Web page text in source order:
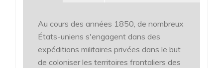
Au cours des années 1850, de nombreux
États-uniens s'engagent dans des
expéditions militaires privées dans le but
de coloniser les territoires frontaliers des